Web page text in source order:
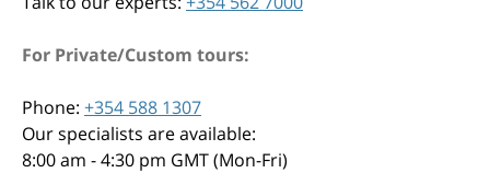
For Private/Custom tours:
Phone: +354 588 1307
Our specialists are available:
8:00 am - 4:30 pm GMT (Mon-Fri)